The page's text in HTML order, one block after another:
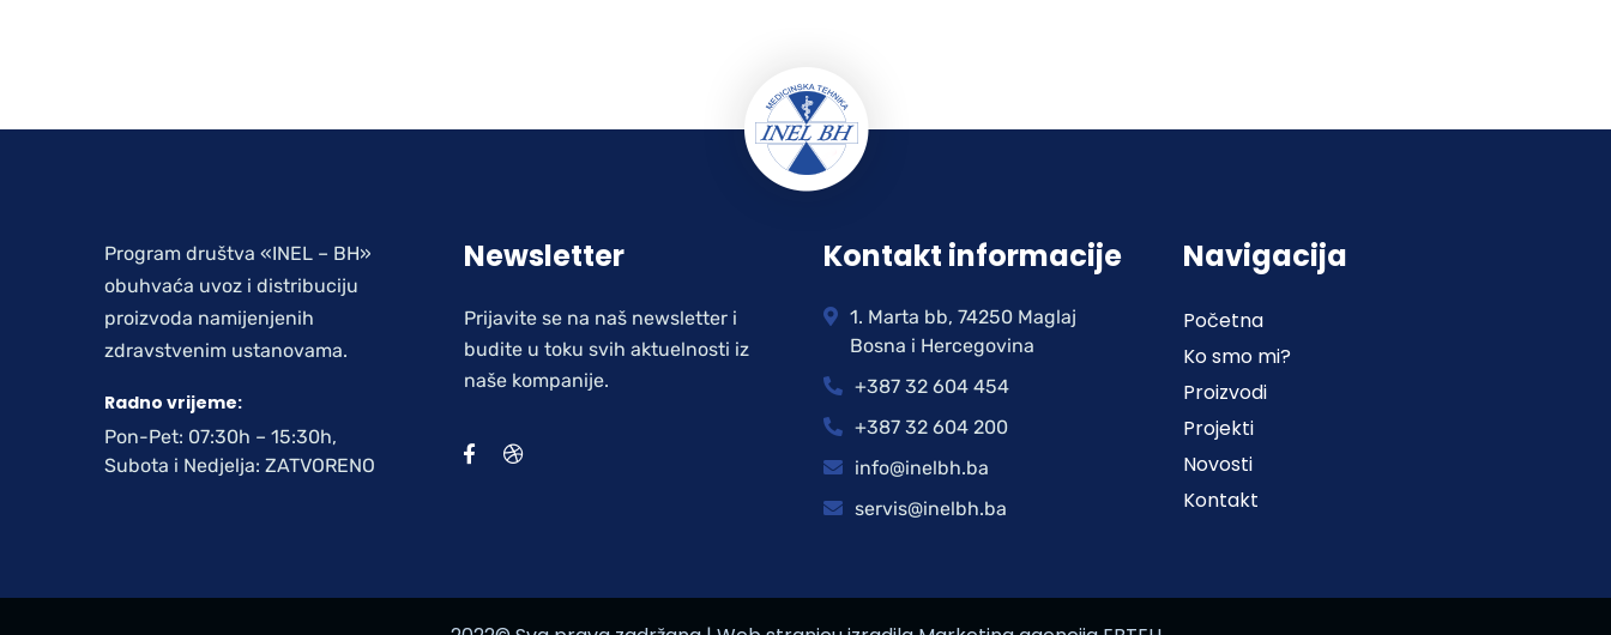
Program društva «INEL – BH»
obuhvaća uvoz i distribuciju
proizvoda namijenjenih
zdravstvenim ustanovama.
Radno vrijeme:
Pon-Pet: 07:30h – 15:30h,
Subota i Nedjelja: ZATVORENO
Newsletter
Prijavite se na naš newsletter i
budite u toku svih aktuelnosti iz
naše kompanije.
Kontakt informacije
1. Marta bb, 74250 Maglaj
Bosna i Hercegovina
+387 32 604 454
+387 32 604 200
info@inelbh.ba
servis@inelbh.ba
Navigacija
Početna
Ko smo mi?
Proizvodi
Projekti
Novosti
Kontakt